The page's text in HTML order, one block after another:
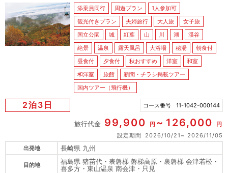
添乗員同行 周遊プラン
1人参加可
観光付きプラン
夫婦旅行 大人旅
女子旅
国立公園
城 紅葉 山 川 湖
渓谷
絶景
温泉 露天風呂 大浴場 秘湯
朝食付
昼食付
夕食付 秋おすすめ 洋室
和室
和洋室
旅館
新聞・チラシ掲載ツアー
国内ツアー（飛行機）
2泊3日 コース番号 11-1042-000144
旅行代金 99,900 円 126,000
円
設定期間
2026/10/21
2026/11/05
出発地
長崎県 九州
目的地
福島県 猪苗代・表磐梯 磐梯高原・裏磐梯 会津若松・
喜多方・東山温泉 南会津・只見